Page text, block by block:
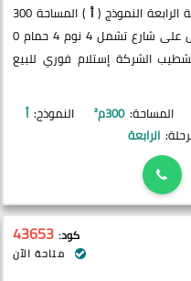
النموذج (أ
) المساحة 300
بحري و شرقي تطل على شارع تشمل 4 نوم 4 حمام 0
تشطيب الشركة إستلام فوري للبيع
المساحة: 300م² النموذج: أ
الرابعة
كود: 43653
متاحة الآن